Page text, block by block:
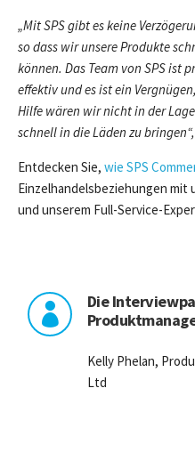
„Mit SPS gibt es keine
so dass wir unsere Produkte
können. Das Team von SPS ist
effektiv und es ist ein
Hilfe wären wir nicht in der
schnell in die Läden zu bringen“,
Entdecken Sie, wie SPS
Einzelhandelsbeziehungen
und unserem Full-Service-

Die
Kelly Phelan,
Ltd